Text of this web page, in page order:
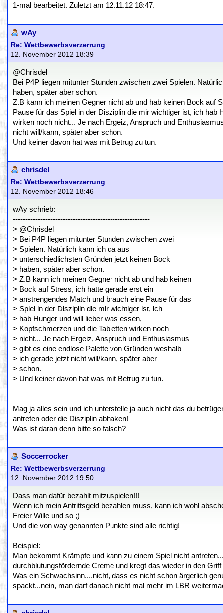
1-mal bearbeitet. Zuletzt am 12.11.12 18:47.
wAy
Re: Wettbewerbsverzerrung
12. November 2012 18:39
@Chrisdel
Bei P4P liegen mitunter Stunden zwischen zwei Spielen.
haben, später aber schon.
Z.B kann ich meinen Gegner nicht ab und hab keinen Bock auf
Pause für das Spiel in der Disziplin die mir wichtiger ist, ich
wirken noch nicht... Je nach Ergeiz, Anspruch und
nicht will/kann, später aber schon.
Und keiner davon hat was mit Betrug zu tun.
chrisdel
Re: Wettbewerbsverzerrung
12. November 2012 18:46
wAy schrieb:
-------------------------------------------------------
> @Chrisdel
> Bei P4P liegen mitunter Stunden zwischen zwei
> Spielen. Natürlich kann ich da aus
> unterschiedlichsten Gründen jetzt keinen Bock
> haben, später aber schon.
> Z.B kann ich meinen Gegner nicht ab und hab keinen
> Bock auf Stress, ich hatte gerade erst ein
> anstrengendes Match und brauch eine Pause für das
> Spiel in der Disziplin die mir wichtiger ist, ich
> hab Hunger und will lieber was essen,
> Kopfschmerzen und die Tabletten wirken noch
> nicht... Je nach Ergeiz, Anspruch und Enthusiasmus
> gibt es eine endlose Palette von Gründen weshalb
> ich gerade jetzt nicht will/kann, später aber
> schon.
> Und keiner davon hat was mit Betrug zu tun.
Mag ja alles sein und ich unterstelle ja auch nicht das du
antreten oder die Disziplin abhaken!
Was ist daran denn bitte so falsch?
Soccerrocker
Re: Wettbewerbsverzerrung
12. November 2012 19:50
Dass man dafür bezahlt mitzuspielen!!!
Wenn ich mein Antrittsgeld bezahlen muss, kann ich wohl
Freier Wille und so ;)
Und die von way genannten Punkte sind alle richtig!
Beispiel:
Man bekommt Krämpfe und kann zu einem Spiel nicht
durchblutungsfördernde Creme und kregt das wieder in den
Was ein Schwachsinn....nicht, dass es nicht schon ärgerlich
spackt...nein, man darf danach nicht mal mehr im LBR